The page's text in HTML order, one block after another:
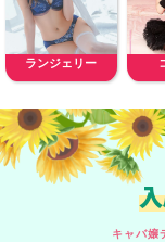
ランジェリー
キャバ嬢